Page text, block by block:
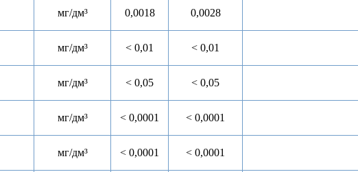
мг/дм³ 0,0018 0,0028
мг/дм³ < 0,01 < 0,01
мг/дм³ < 0,05 < 0,05
мг/дм³ < 0,0001 < 0,0001
мг/дм³ < 0,0001 < 0,0001